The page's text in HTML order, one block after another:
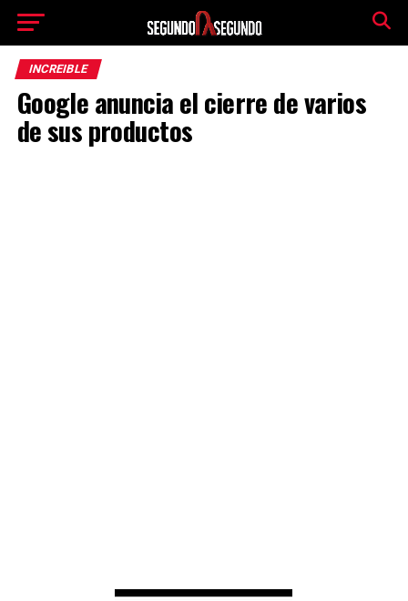
INCREIBLE
Google anuncia el cierre de varios
de sus productos